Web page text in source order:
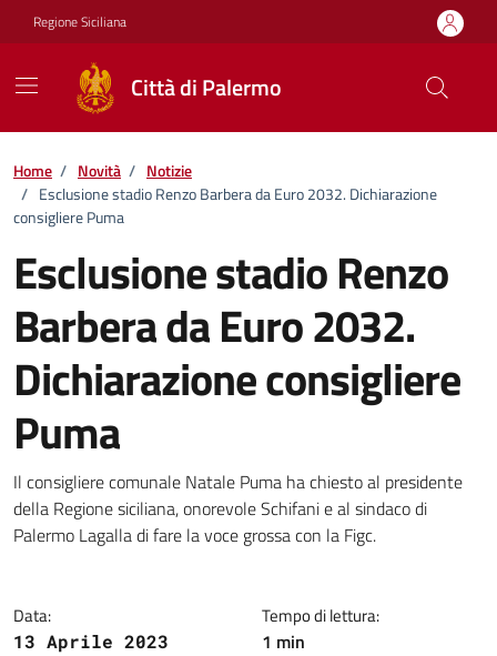
Vai ai contenuti
Vai al footer
Regione Siciliana
Città di Palermo
Home / Novità / Notizie
/ Esclusione stadio Renzo Barbera da Euro 2032. Dichiarazione
consigliere Puma
Esclusione stadio Renzo
Barbera da Euro 2032.
Dichiarazione consigliere
Puma
Dettagli della notizia
Il consigliere comunale Natale Puma ha chiesto al presidente
della Regione siciliana, onorevole Schifani e al sindaco di
Palermo Lagalla di fare la voce grossa con la Figc.
Data:
13 Aprile 2023
Tempo di lettura:
1 min